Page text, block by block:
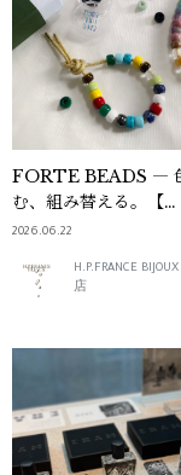
FORTE BEADS ―
む、組み替える。【
CAROLINA BUCCI
2026.06.22
H.P.FRANCE
店